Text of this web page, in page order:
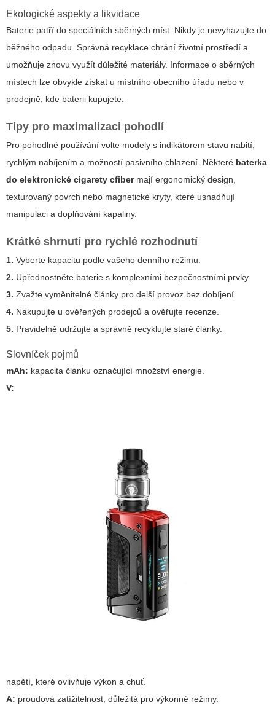
Ekologické aspekty a likvidace
Baterie patří do speciálních sběrných míst. Nikdy je nevyhazujte do
běžného odpadu. Správná recyklace chrání životní prostředí a
umožňuje znovu využít důležité materiály. Informace o sběrných
místech lze obvykle získat u místního obecního úřadu nebo v
prodejně, kde baterii kupujete.
Tipy pro maximalizaci pohodlí
Pro pohodlné používání volte modely s indikátorem stavu nabití,
rychlým nabíjením a možností pasivního chlazení. Některé baterka
do elektronické cigarety cfibermají ergonomický design,
texturovaný povrch nebo magnetické kryty, které usnadňují
manipulaci a doplňování kapaliny.
Krátké shrnutí pro rychlé rozhodnutí
1. Vyberte kapacitu podle vašeho denního režimu.
2. Upřednostněte baterie s komplexními bezpečnostními prvky.
3. Zvažte vyměnitelné články pro delší provoz bez dobíjení.
4. Nakupujte u ověřených prodejců a ověřujte recenze.
5. Pravidelně udržujte a správně recyklujte staré články.
Slovníček pojmů
mAh: kapacita článku označující množství energie.
V:
napětí, které ovlivňuje výkon a chuť.
A: proudová zatížitelnost, důležitá pro výkonné režimy.